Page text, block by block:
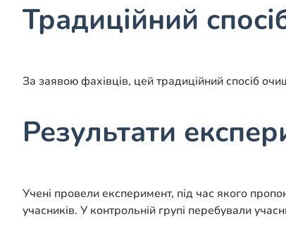
Традиційний
За заявою фахівців, цей традиційний спосіб
Результати
Учені провели експеримент, під час якого
учасників. У контрольній групі перебували